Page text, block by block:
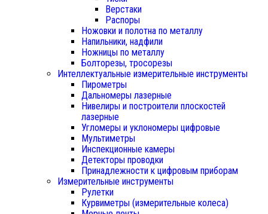
Верстаки
Распоры
Ножовки и полотна по металлу
Напильники, надфили
Ножницы по металлу
Болторезы, тросорезы
Интеллектуальные измерительные инструменты
Пирометры
Дальномеры лазерные
Нивелиры и построители плоскостей
лазерные
Угломеры и уклономеры цифровые
Мультиметры
Инспекционные камеры
Детекторы проводки
Принадлежности к цифровым приборам
Измерительные инструменты
Рулетки
Курвиметры (измерительные колеса)